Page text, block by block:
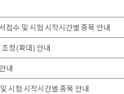
접수 및 시험 시작시간별 종목 안내
정(확대) 안내
내
시험 시작시간별 종목 안내